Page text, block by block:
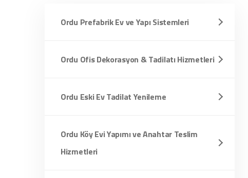
Ordu Prefabrik Ev ve Yapı Sistemleri
Ordu Ofis Dekorasyon & Tadilatı Hizmetleri
Ordu Eski Ev Tadilat Yenileme
Ordu Köy Evi Yapımı ve Anahtar Teslim
Hizmetleri